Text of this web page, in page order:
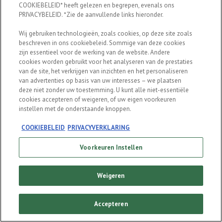
Ben je 18 jaar of ouder?
ENTER
COOKIEBELEID* heeft gelezen en begrepen, evenals ons
PRIVACYBELEID. *Zie de aanvullende links hieronder.
Wij gebruiken technologieën, zoals cookies, op deze site zoals
beschreven in ons cookiebeleid. Sommige van deze cookies
zijn essentieel voor de werking van de website. Andere
cookies worden gebruikt voor het analyseren van de prestaties
van de site, het verkrijgen van inzichten en het personaliseren
van advertenties op basis van uw interesses – we plaatsen
deze niet zonder uw toestemming. U kunt alle niet-essentiële
cookies accepteren of weigeren, of uw eigen voorkeuren
instellen met de onderstaande knoppen.
COOKIEBELEID PRIVACYVERKLARING
Voorkeuren Instellen
Weigeren
Accepteren
FAQ